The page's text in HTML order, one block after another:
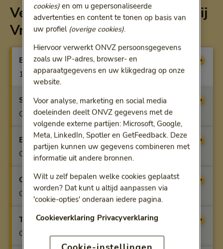
Vergoeding per verzekering bij
Vrije Keuze
Basisverzekering
100% als u meedoet aan het onderzoek
Startfit Vergoeding
Geen vergoeding
Benfit Vergoeding
Geen vergoeding
Optifit Vergoeding
Geen vergoeding
Topfit Vergoeding
Geen vergoeding
cookies)en om u gepersonaliseerde
advertenties en content te tonen op basis van
uw profiel (overige cookies).
Hiervoor verwerkt ONVZ persoonsgegevens
zoals uw IP-adres, browser- en
apparaatgegevens en uw klikgedrag op onze
website.
Voor analyse, marketing en social media
doeleinden deelt ONVZ gegevens met de
volgende externe partijen: Microsoft, Google,
Meta, LinkedIn, Spotler en GetFeedback. Deze
partijen kunnen uw gegevens combineren met
informatie uit andere bronnen.
Wilt u zelf bepalen welke cookies geplaatst
worden? Dat kunt u altijd aanpassen via
'cookie-opties' onderaan iedere pagina.
Cookieverklaring Privacyverklaring